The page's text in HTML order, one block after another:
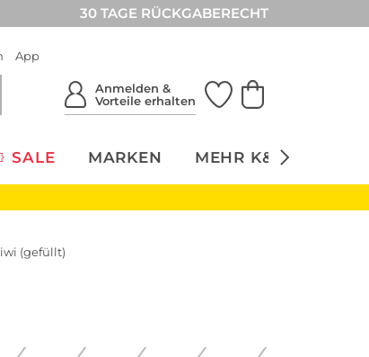
30 TAGE RÜCKGABERECHT
App
Anmelden &
Vorteile erhalten
SALE MARKEN MEHR K&Ö
(gefüllt)